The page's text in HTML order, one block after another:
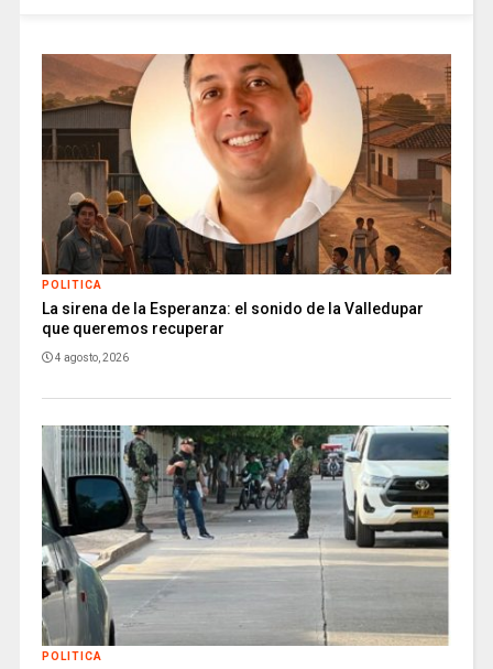
POLITICA
La sirena de la Esperanza: el sonido de la Valledupar
que queremos recuperar
4 agosto, 2026
POLITICA